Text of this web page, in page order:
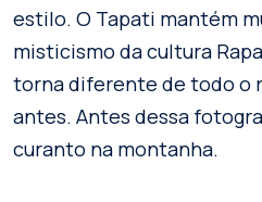
estilo. O Tapati mantém
misticismo da cultura
torna diferente de todo o
antes. Antes dessa
curanto na montanha.